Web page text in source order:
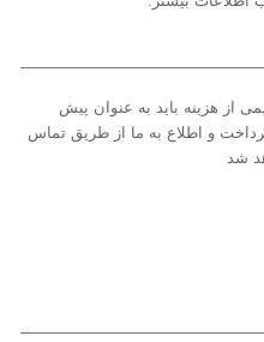
از هزینه باید به عنوان پیش
و اطلاع به ما از طریق تماس
شد